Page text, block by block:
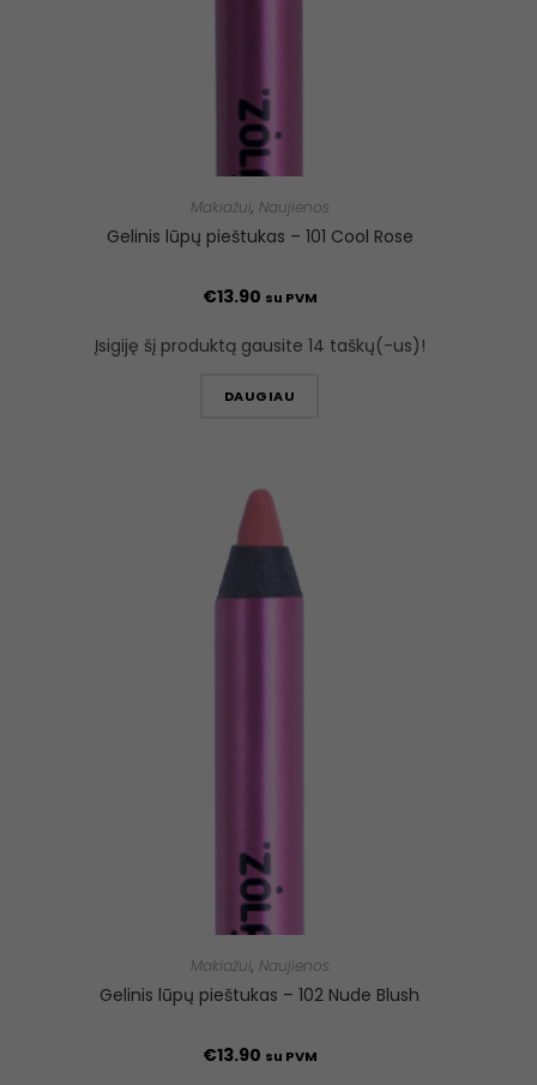
Makiažui, Naujienos
Gelinis lūpų pieštukas – 101 Cool Rose
€13.90 su PVM
Įsigiję šį produktą gausite 14 taškų(-us)!
DAUGIAU
Makiažui, Naujienos
Gelinis lūpų pieštukas – 102 Nude Blush
€13.90 su PVM